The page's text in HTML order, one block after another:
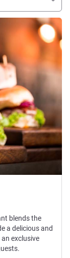
blends the
a delicious and
exclusive